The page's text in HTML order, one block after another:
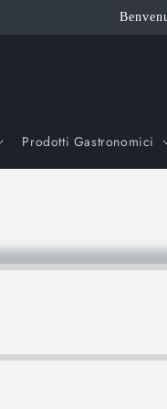
Prodotti Gastronomici